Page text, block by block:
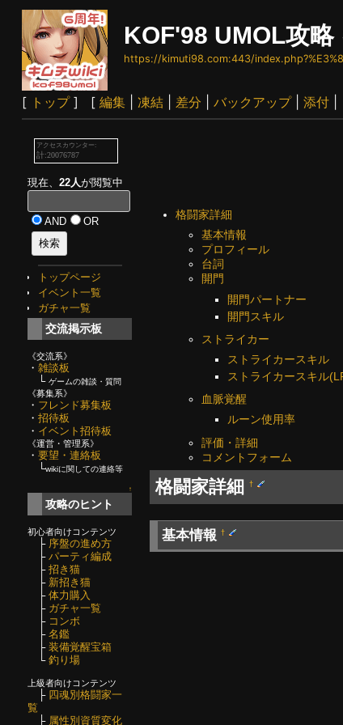
KOF'98 UMOL攻
https://kimuti98.com:443/
[ トップ] [ 編集| 凍結| 差分 バックアップ| 添付|
現在、 22人が閲覧中
AND OR
トップページ
イベント一覧
ガチャ一覧
交流掲示板
《交流系》
・ 雑談板
└ ゲームの雑談・質問
《募集系》
・ フレンド募集板
・ 招待板
・ イベント招待板
《運営・管理系》
・ 要望・連絡板
└wikiに関しての連絡等
↑
攻略のヒント
初心者向けコンテンツ
├ 序盤の進め方
├ パーティ編成
├ 招き猫
├ 新招き猫
├ 体力購入
├ ガチャ一覧
├ コンボ
├ 名鑑
├ 装備覚醒宝箱
└ 釣り場
上級者向けコンテンツ
├ 四魂別格闘家一
覧
├ 属性別資質変化
格闘家詳細
基本情報
プロフィール
台詞
開門
開門パートナー
開門スキル
ストライカー
ストライカースキル
ストライカースキル
血脈覚醒
ルーン使用率
評価・詳細
コメントフォーム
格闘家詳細 †
基本情報†